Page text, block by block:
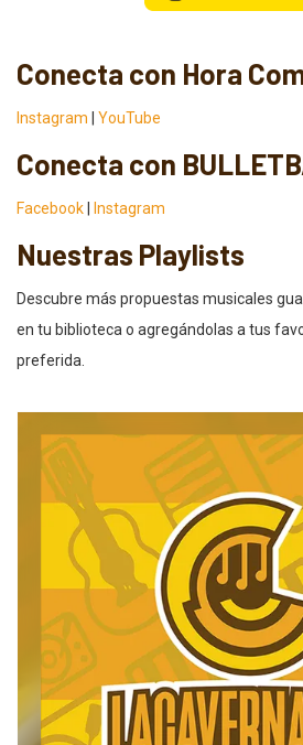
Conecta con Hora
Instagram YouTube
Conecta con
Facebook Instagram
Nuestras Playlists
Descubre más propuestas musicales
en tu biblioteca o agregándolas a tus
preferida.